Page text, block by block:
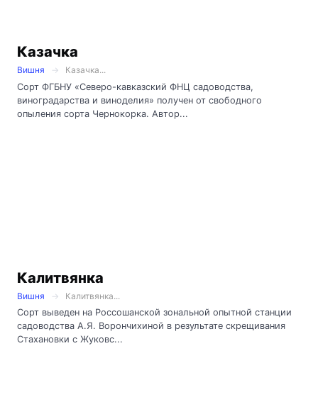
Казачка
Вишня
Казачка...
Сорт ФГБНУ «Северо-кавказский ФНЦ садоводства,
виноградарства и виноделия» получен от свободного
опыления сорта Чернокорка. Автор...
Калитвянка
Вишня
Калитвянка...
Сорт выведен на Россошанской зональной опытной станции
садоводства А.Я. Ворончихиной в результате скрещивания
Стахановки с Жуковс...